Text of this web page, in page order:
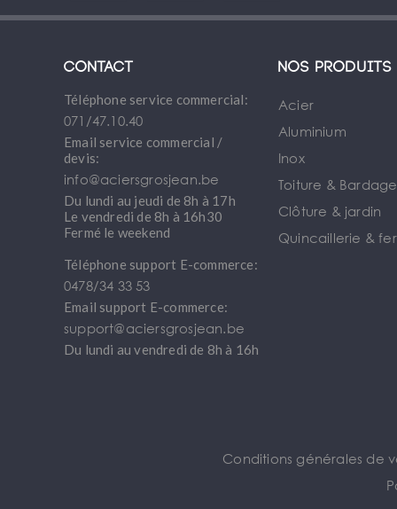
Contact
Téléphone service commercial:
071/47.10.40
Email service commercial /
devis:
info@aciersgrosjean.be
Du lundi au jeudi de 8h à 17h
Le vendredi de 8h à 16h30
Fermé le weekend
Téléphone support E-commerce:
0478/34 33 53
Email support E-commerce:
support@aciersgrosjean.be
Du lundi au vendredi de 8h à 16h
Nos produits
Acier
Aluminium
Inox
Toiture & Bardage
Clôture & jardin
Quincaillerie &
Conditions générales de